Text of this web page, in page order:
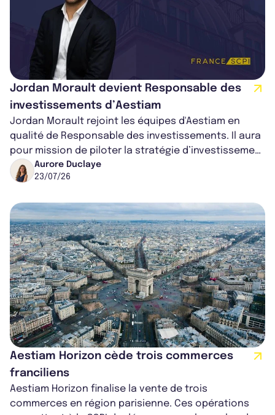
Jordan Morault devient Responsable des
investissements d’Aestiam
Jordan Morault rejoint les équipes d'Aestiam en
qualité de Responsable des investissements. Il aura
pour mission de piloter la stratégie d’investissement
immobilier de la société d...
Aurore Duclaye
23/07/26
Aestiam Horizon cède trois commerces
franciliens
Aestiam Horizon finalise la vente de trois
commerces en région parisienne. Ces opérations